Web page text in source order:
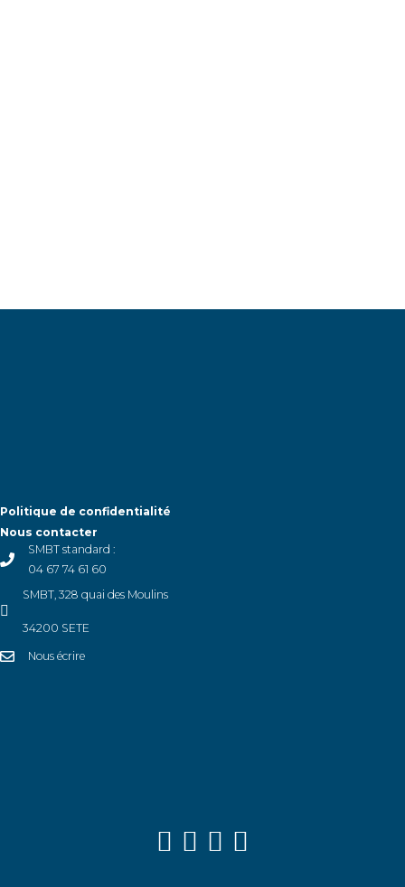
Politique de confidentialité
Nous contacter
SMBT standard :
04 67 74 61 60
SMBT, 328 quai des Moulins
34200 SETE
Nous écrire